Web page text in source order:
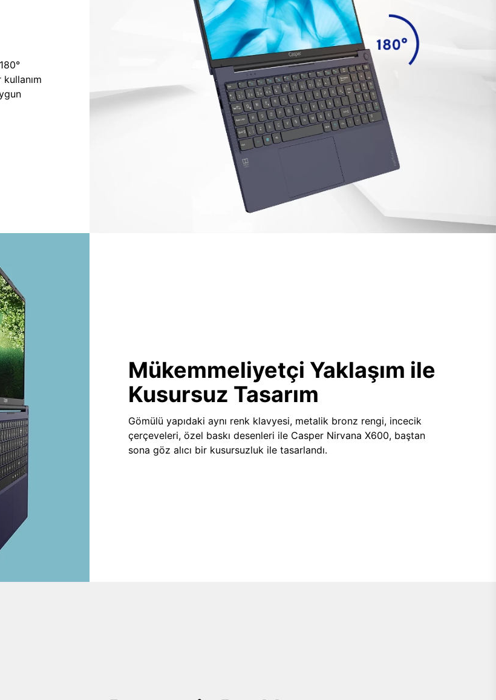
Mükemmeliyetçi Yaklaşım ile
Kusursuz Tasarım
Gömülü yapıdaki aynı renk klavyesi, metalik bronz rengi, incecik
çerçeveleri, özel baskı desenleri ile Casper Nirvana X600, baştan
sona göz alıcı bir kusursuzluk ile tasarlandı.